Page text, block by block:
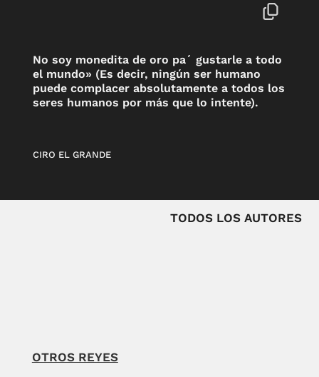
No soy monedita de oro pa´ gustarle a todo
el mundo» (Es decir, ningún ser humano
puede complacer absolutamente a todos los
seres humanos por más que lo intente).
CIRO EL GRANDE
TODOS LOS AUTORES
OTROS REYES